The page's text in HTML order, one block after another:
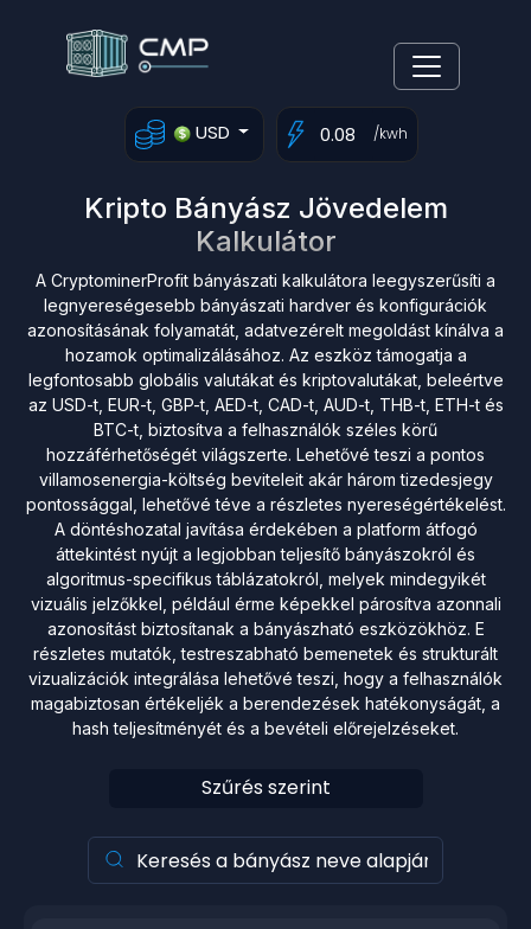
USD /kwh
Kripto Bányász Jövedelem
Kalkulátor
A CryptominerProfit bányászati kalkulátora leegyszerűsíti a
legnyereségesebb bányászati hardver és konfigurációk
azonosításának folyamatát, adatvezérelt megoldást kínálva a
hozamok optimalizálásához. Az eszköz támogatja a
legfontosabb globális valutákat és kriptovalutákat, beleértve
az USD-t, EUR-t, GBP-t, AED-t, CAD-t, AUD-t, THB-t, ETH-t és
BTC-t, biztosítva a felhasználók széles körű
hozzáférhetőségét világszerte. Lehetővé teszi a pontos
villamosenergia-költség beviteleit akár három tizedesjegy
pontossággal, lehetővé téve a részletes nyereségértékelést.
A döntéshozatal javítása érdekében a platform átfogó
áttekintést nyújt a legjobban teljesítő bányászokról és
algoritmus-specifikus táblázatokról, melyek mindegyikét
vizuális jelzőkkel, például érme képekkel párosítva azonnali
azonosítást biztosítanak a bányászható eszközökhöz. E
részletes mutatók, testreszabható bemenetek és strukturált
vizualizációk integrálása lehetővé teszi, hogy a felhasználók
magabiztosan értékeljék a berendezések hatékonyságát, a
hash teljesítményét és a bevételi előrejelzéseket.
Szűrés szerint